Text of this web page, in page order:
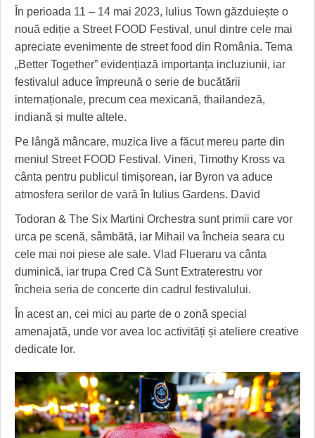
JUSTITIE
FILME DOCUMENTARE
CLIPURI VIDEO
JOCURI ONLINE
DIVERSE
FARMACII DIN TIMIŞOARA
HARTA TIMIŞOAREI
PRIMĂRIILE DIN TIMIŞ
SFATUL MEDICULUI
SFATURI JURIDICE
În perioada 11 – 14 mai 2023, Iulius Town găzduiește o
nouă ediție a Street FOOD Festival, unul dintre cele mai
apreciate evenimente de street food din România. Tema
„Better Together” evidențiază importanța incluziunii, iar
festivalul aduce împreună o serie de bucătării
internaționale, precum cea mexicană, thailandeză,
indiană și multe altele.
Pe lângă mâncare, muzica live a făcut mereu parte din
meniul Street FOOD Festival. Vineri, Timothy Kross va
cânta pentru publicul timișorean, iar Byron va aduce
atmosfera serilor de vară în Iulius Gardens. David
Todoran & The Six Martini Orchestra sunt primii care vor
urca pe scenă, sâmbătă, iar Mihail va încheia seara cu
cele mai noi piese ale sale. Vlad Flueraru va cânta
duminică, iar trupa Cred Că Sunt Extraterestru vor
încheia seria de concerte din cadrul festivalului.
În acest an, cei mici au parte de o zonă special
amenajată, unde vor avea loc activități și ateliere creative
dedicate lor.